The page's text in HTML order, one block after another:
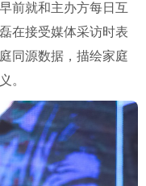
前就和主办方每日互
在接受媒体采访时表
同源数据，描绘家庭
。